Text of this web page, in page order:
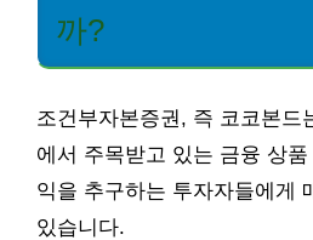
까?
조건부자본증권, 즉 코코본드
에서 주목받고 있는 금융 상
익을 추구하는 투자자들에게
있습니다.